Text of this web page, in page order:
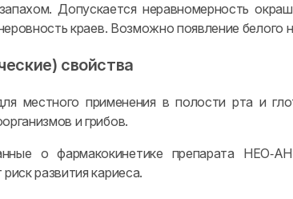
Допускается неравномерность
краев. Возможно появление белого
свойства
местного применения в полости рта и
и грибов.
о фармакокинетике препарата
развития кариеса.